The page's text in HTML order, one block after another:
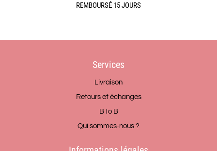
REMBOURSÉ 15 JOURS
Services
Livraison
Retours et échanges
B to B
Qui sommes-nous ?